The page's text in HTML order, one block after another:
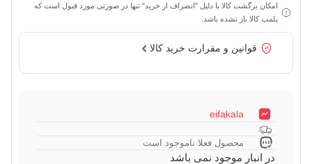
امکان برگشت کالا با دلیل "انصراف از خرید" تنها در صورتی مورد قبول است که
پلمب کالا باز نشده باشد.
قوانین و مقرارت خرید کالا
eifakala
محصول فعلا ناموجود است
در انبار موجود نمی باشد